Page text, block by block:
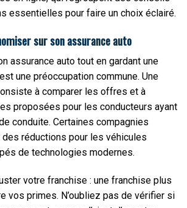
essentielles pour faire un choix éclairé.
sur son assurance auto
assurance auto tout en gardant une
une préoccupation commune. Une
à comparer les offres et à
proposées pour les conducteurs ayant
conduite. Certaines compagnies
réductions pour les véhicules
de technologies modernes.
votre franchise : une franchise plus
vos primes. N’oubliez pas de vérifier si